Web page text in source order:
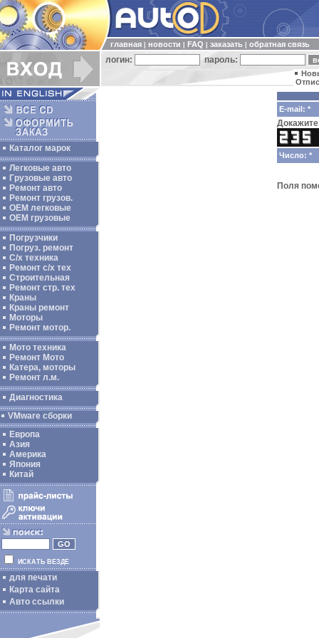
главная новости FAQ заказать обратная связь
логин: пароль:
Каталог марок
Легковые авто
Грузовые авто
Ремонт авто
Ремонт грузов.
ОЕМ легковые
OEM грузовые
Погрузчики
Погруз. ремонт
С/х техника
Ремонт с/х тех
Строительная
Ремонт стр. тех
Краны
Краны ремонт
Моторы
Ремонт мотор.
Мото техника
Ремонт Мото
Катера, моторы
Ремонт л.м.
Диагностика
VMware сборки
Европа
Азия
Америка
Япония
Китай
ИСКАТЬ ВЕЗДЕ
для печати
Карта сайта
Авто ссылки
E-mail: *
Докажите
Число: *
Поля